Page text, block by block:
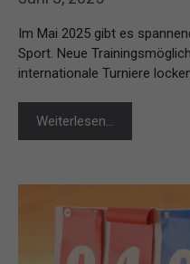
Im Mai 2025 gibt es
Sport. Neue
internationale Turniere
Weiterlesen…